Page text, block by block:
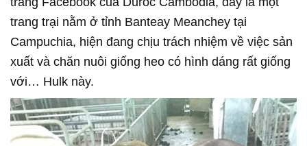
trang trại nằm ở tỉnh Banteay Meanchey tại
Campuchia, hiện đang chịu trách nhiệm về việc sản
xuất và chăn nuôi giống heo có hình dáng rất giống
với… Hulk này.